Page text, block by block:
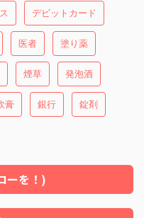
デビットカード
医者 塗り薬
煙草 発泡酒
膏 銀行 錠剤
ーを！)